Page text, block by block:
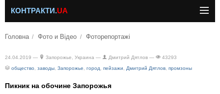
КОНТРАКТИ.UA
Головна Фото и Відео Фоторепортажі
24.04.2019 — Запорожье, Украина — Дмитрий Дятлов —
43293
общество
заводы Запорожье город пейзажи Дмитрий Дятлов промзоны
Пикник на обочине Запорожья